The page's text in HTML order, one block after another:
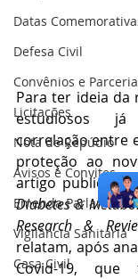
Datas
Defesa Civil
Convênios e
Licitações
Nota de Repúdio
Avisos e Convites
Emenda
Vigilância Sanitária
Casa Civil
Para ter ideia da
estudiosos
correlação entre
proteção ao
Diabetes &
Research &
relatam, após
Covid-19, que